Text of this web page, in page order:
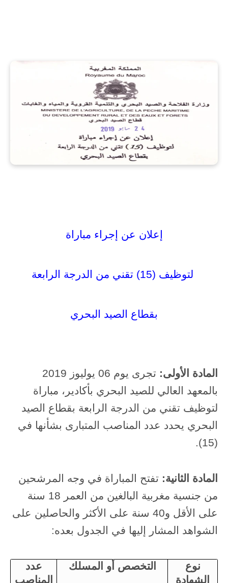
إعلان عن إجراء مباراة
لتوظيف (15) تقني من الدرجة الرابعة
بقطاع الصيد البحري
لمادة الأولى:
تجرى يوم 06 يوليوز 2019
بالمعهد العالي للصيد البحري بأكادير، مباراة
لتوظيف تقني من الدرجة الرابعة بقطاع الصيد
البحري يحدد عدد المناصب المتبارى بشأنها في
(15).
المادة الثانية: تفتح المباراة في وجه المرشحين
من جنسية مغربية البالغين من العمر 18 سنة
على الأقل و40 سنة على الأكثر والحاصلين على
الشواهد المشار إليها في الجدول بعده:
نوع
الشهادة
التخصص أو المسلك
عدد
المناصب